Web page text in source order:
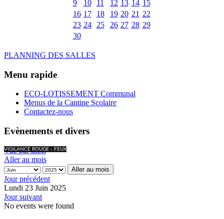
9
10 11 12 13 14 15
16 17 18 19 20 21 22
23 24 25 26 27 28 29
30
PLANNING DES SALLES
Menu rapide
ECO-LOTISSEMENT Communal
Menus de la Cantine Scolaire
Contactez-nous
Evènements et divers
VIGILANCE ROUGE - FEUX
Vue par mois
Aller au mois
Aller au mois
Jour précédent
Lundi 23 Juin 2025
Jour suivant
No events were found